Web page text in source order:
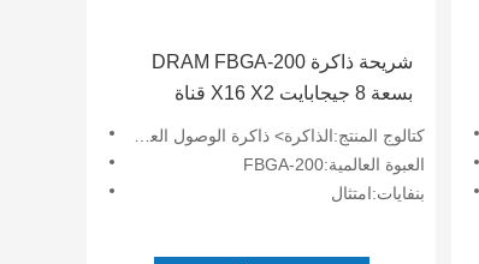
شريحة ذاكرة DRAM FBGA-200
بسعة 8 جيجابايت X16 X2 قناة
LPDDR4X IS43LQ32256B-062BLI
كتالوج المنتج:الذاكرة> ذاكرة الوصول العشوائي الديناميكي (DRAM)
العبوة العالمية:FBGA-200
بنفايات:امتثال